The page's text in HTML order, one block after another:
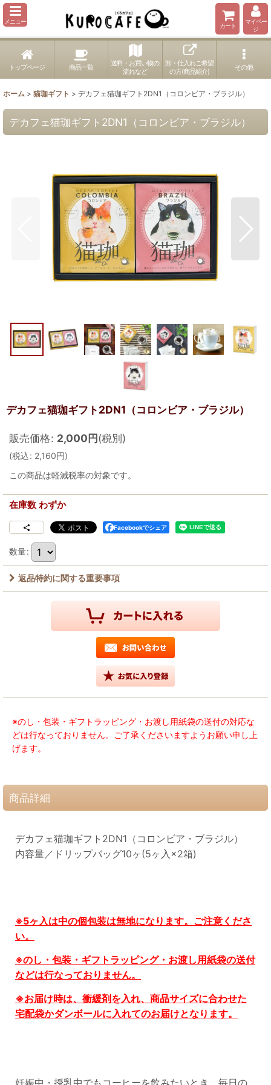
メニュー
カート
マイペー
ジ
トップページ 商品一覧
送料・お買い物の
流れなど
卸・仕入れご希望
の方(商品紹介)
その他
ホーム > 猫珈ギフト > デカフェ猫珈ギフト2DN1（コロンビア・ブラジル）
デカフェ猫珈ギフト2DN1（コロンビア・ブラジル）
デカフェ猫珈ギフト2DN1（コロンビア・ブラジル）
販売価格: 2,000円(税別)
(税込: 2,160円)
この商品は軽減税率の対象です。
在庫数 わずか
Facebookでシェア
数量:
返品特約に関する重要事項
※のし・包装・ギフトラッピング・お渡し用紙袋の送付の対応な
どは行なっておりません。ご了承くださいますようお願い申し上
げます。
商品詳細
デカフェ猫珈ギフト2DN1（コロンビア・ブラジル）
内容量／ドリップバッグ10ヶ(5ヶ入×2箱)
※5ヶ入は中の個包装は無地になります。ご注意くださ
い。
※のし・包装・ギフトラッピング・お渡し用紙袋の送付
などは行なっておりません。
※お届け時は、衝緩剤を入れ、商品サイズに合わせた
宅配袋かダンボールに入れてのお届けとなります。